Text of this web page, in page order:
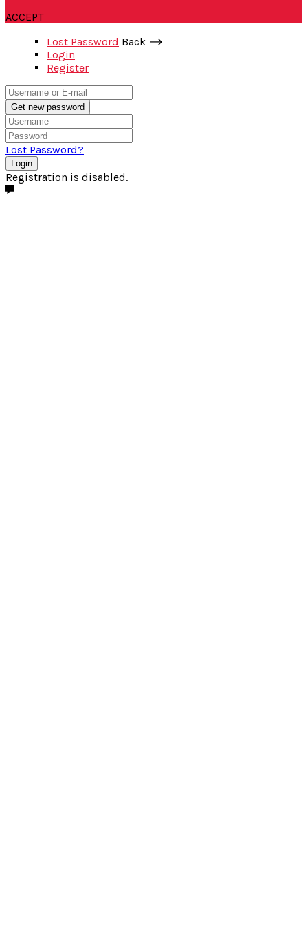
ACCEPT
Lost Password Back ⟶
Login
Register
Get new password
Lost Password?
Login
Registration is disabled.